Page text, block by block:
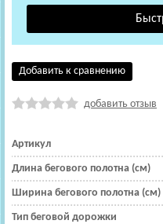
Добавить к сравнению
добавить отзыв
Артикул
Длина бегового полотна (см)
Ширина бегового полотна (см)
Тип беговой дорожки